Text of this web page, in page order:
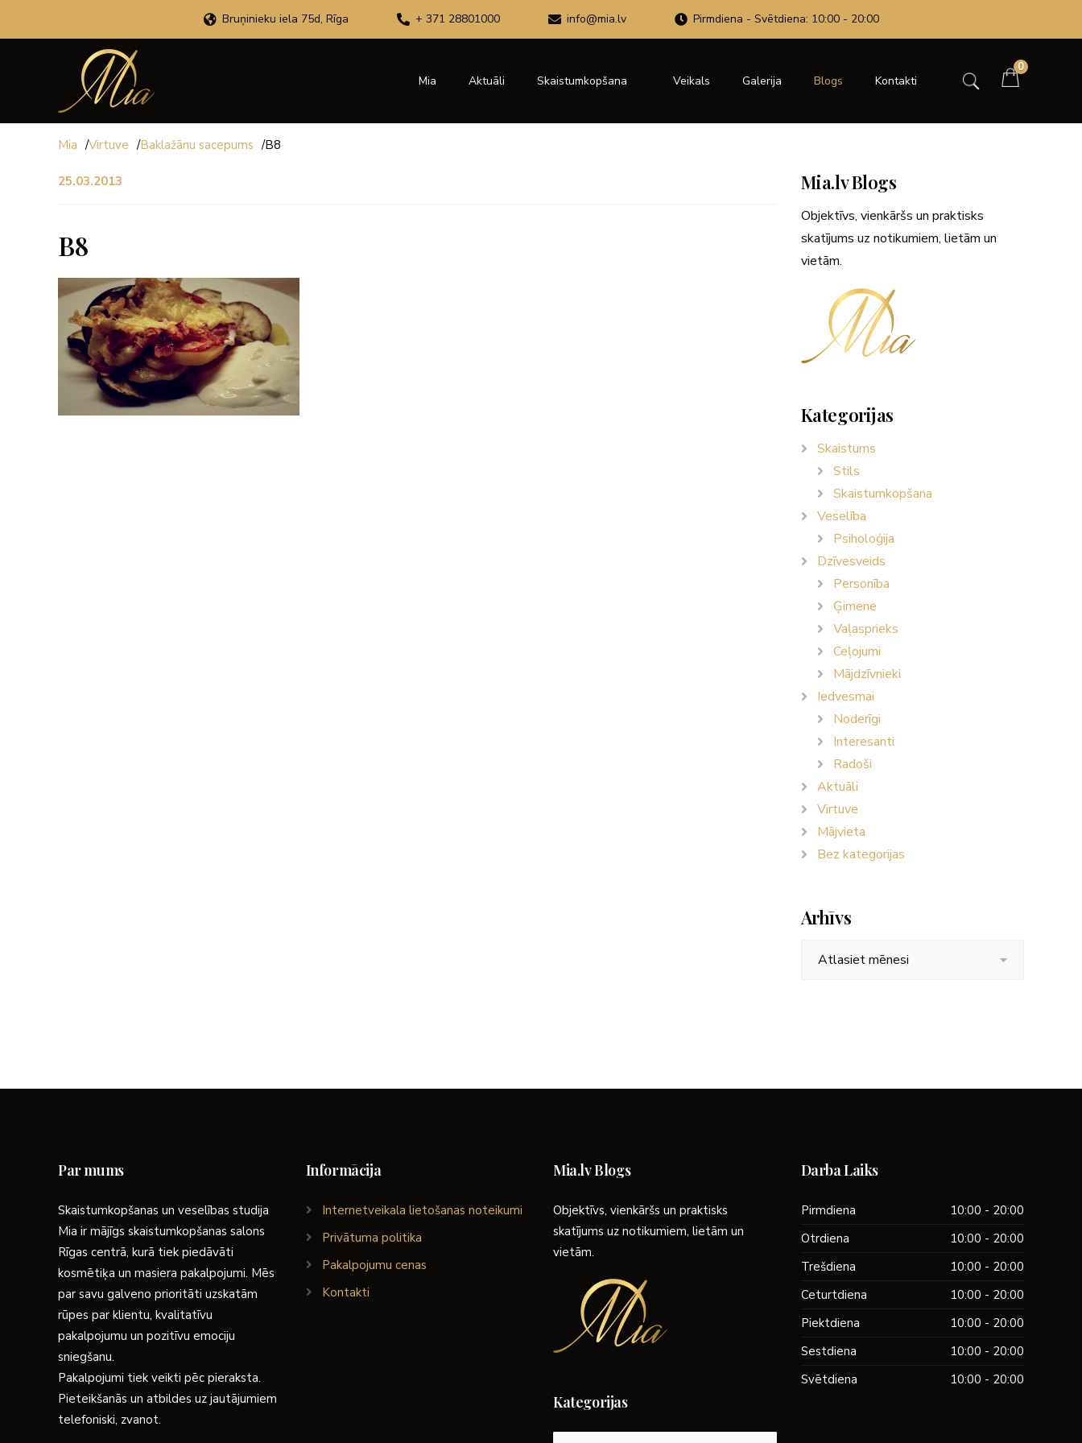
Bruņinieku iela 75d, Rīga + 371 28801000 info@mia.lv Pirmdiena - Svētdiena: 10:00 - 20:00
Mia Aktuāli Skaistumkopšana Veikals Galerija Blogs Kontakti
0
Mia /Virtuve /Baklažānu sacepums /B8
25.03.2013
B8
Mia.lv Blogs
Objektīvs, vienkāršs un praktisks
skatījums uz notikumiem, lietām un
vietām.
Kategorijas
Skaistums
Stils
Skaistumkopšana
Veselība
Psiholoģija
Dzīvesveids
Personība
Ģimene
Vaļasprieks
Ceļojumi
Mājdzīvnieki
Iedvesmai
Noderīgi
Interesanti
Radoši
Aktuāli
Virtuve
Mājvieta
Bez kategorijas
Arhīvs
Par mums
Skaistumkopšanas un veselības studija
Mia ir mājīgs skaistumkopšanas salons
Rīgas centrā, kurā tiek piedāvāti
kosmētiķa un masiera pakalpojumi. Mēs
par savu galveno prioritāti uzskatām
rūpes par klientu, kvalitatīvu
pakalpojumu un pozitīvu emociju
sniegšanu.
Pakalpojumi tiek veikti pēc pieraksta.
Pieteikšanās un atbildes uz jautājumiem
telefoniski, zvanot.
Informācija
Internetveikala lietošanas noteikumi
Privātuma politika
Pakalpojumu cenas
Kontakti
Mia.lv Blogs
Objektīvs, vienkāršs un praktisks
skatījums uz notikumiem, lietām un
vietām.
Kategorijas
Darba Laiks
Pirmdiena
10:00 - 20:00
Otrdiena
10:00 - 20:00
Trešdiena
10:00 - 20:00
Ceturtdiena
10:00 - 20:00
Piektdiena
10:00 - 20:00
Sestdiena
10:00 - 20:00
Svētdiena
10:00 - 20:00